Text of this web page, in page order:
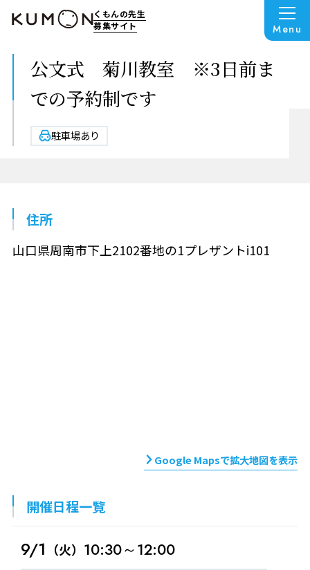
くもんの先生
募集サイト
Menu
公文式 菊川教室 ※3日前ま
での予約制です
駐車場あり
住所
山口県周南市下上2102番地の1プレザントi101
Google Mapsで拡大地図を表示
開催日程一覧
9/1 （火） 10:30～12:00